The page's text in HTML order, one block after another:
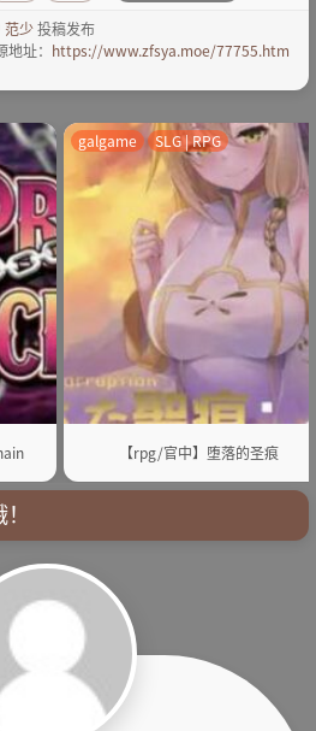
范少投稿发布
址： https://www.zfsya.moe/77755.htm
【rpg/官中】堕落的圣痕
galgame SLG | RPG